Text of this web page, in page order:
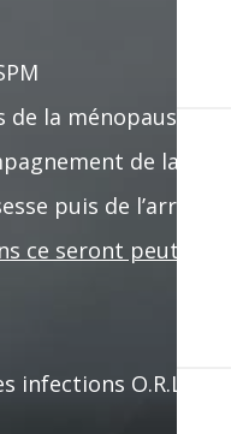
la ménopause
de la
puis de l’arrivée
ce seront peut-être
O.R.L. à